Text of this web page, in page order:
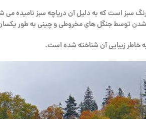
دریاچه دارای رنگ سبز است که به دلیل آن دریاچه
توسط جنگل های مخروطی و چینی به طور
خاطر زیبایی آن شناخته شده است.